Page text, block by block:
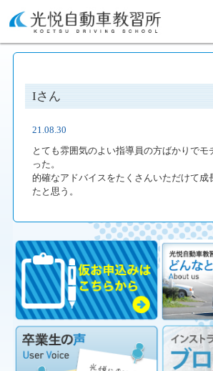
Iさん
21.08.30
とても雰囲気のよい指導員の方ばかりでモ
った。
的確なアドバイスをたくさんいただけて成
たと思う。